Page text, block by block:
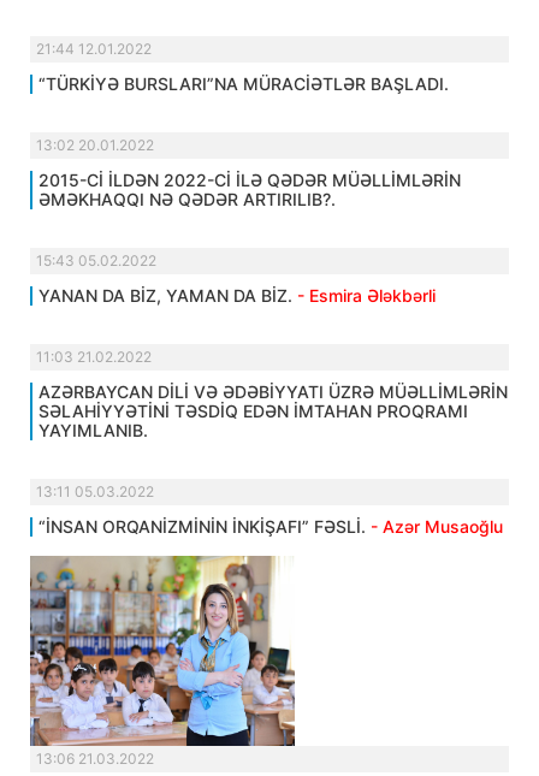
21:44 12.01.2022
“TÜRKİYƏ BURSLARI”NA MÜRACİƏTLƏR BAŞLADI.
13:02 20.01.2022
2015-Cİ İLDƏN 2022-Cİ İLƏ QƏDƏR MÜƏLLİMLƏRİN
ƏMƏKHAQQI NƏ QƏDƏR ARTIRILIB?.
15:43 05.02.2022
YANAN DA BİZ, YAMAN DA BİZ. - Esmira Ələkbərli
11:03 21.02.2022
AZƏRBAYCAN DİLİ VƏ ƏDƏBİYYATI ÜZRƏ MÜƏLLİMLƏRİN
SƏLAHİYYƏTİNİ TƏSDİQ EDƏN İMTAHAN PROQRAMI
YAYIMLANIB.
13:11 05.03.2022
“İNSAN ORQANİZMİNİN İNKİŞAFI” FƏSLİ. - Azər Musaoğlu
13:06 21.03.2022